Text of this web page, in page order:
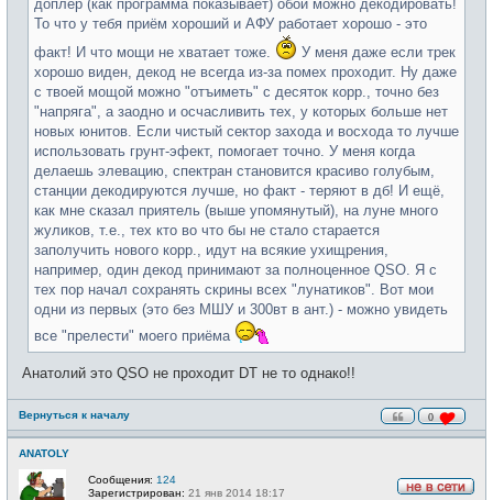
0
доплер (как программа показывает) обои можно декодировать!
То что у тебя приём хороший и АФУ работает хорошо - это
факт! И что мощи не хватает тоже.
У меня даже если трек
хорошо виден, декод не всегда из-за помех проходит. Ну даже
с твоей мощой можно "отъиметь" с десяток корр., точно без
"напряга", а заодно и осчасливить тех, у которых больше нет
новых юнитов. Если чистый сектор захода и восхода то лучше
использовать грунт-эфект, помогает точно. У меня когда
делаешь элевацию, спектран становится красиво голубым,
станции декодируются лучше, но факт - теряют в дб! И ещё,
как мне сказал приятель (выше упомянутый), на луне много
жуликов, т.е., тех кто во что бы не стало старается
заполучить нового корр., идут на всякие ухищрения,
например, один декод принимают за полноценное QSO. Я с
тех пор начал сохранять скрины всех "лунатиков". Вот мои
одни из первых (это без МШУ и 300вт в ант.) - можно увидеть
все "прелести" моего приёма
Анатолий это QSO не проходит DT не то однако!!
Вернуться к началу
ANATOLY
Сообщения: 124
Зарегистрирован: 21 янв 2014 18:17